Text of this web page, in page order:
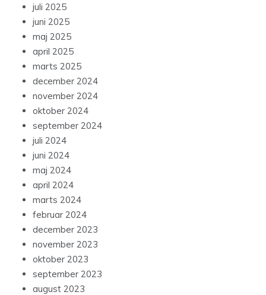
juli 2025
juni 2025
maj 2025
april 2025
marts 2025
december 2024
november 2024
oktober 2024
september 2024
juli 2024
juni 2024
maj 2024
april 2024
marts 2024
februar 2024
december 2023
november 2023
oktober 2023
september 2023
august 2023